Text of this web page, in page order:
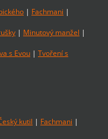
| Fachmani |
| Minutový manžel |
s Evou | Tvoření s
kutil | Fachmani |